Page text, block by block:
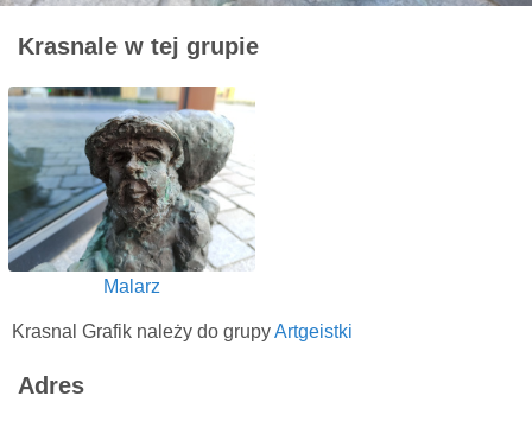
Krasnale w tej grupie
Malarz
Krasnal Grafik należy do grupyArtgeistki
Adres